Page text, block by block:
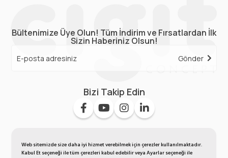
Web sitemizde size daha iyi hizmet verebilmek için çerezler kullanılmaktadır.
Kabul Et seçeneği ile tüm çerezleri kabul edebilir veya Ayarlar seçeneği ile
Bültenimize Üye Olun! Tüm İndirim ve Fırsatlardan İlk
Sizin Haberiniz Olsun!
Gönder
Bizi Takip Edin